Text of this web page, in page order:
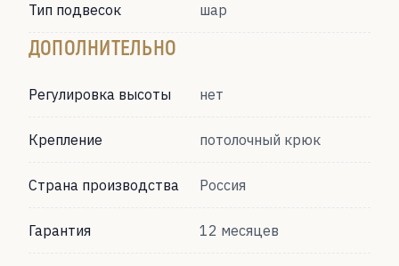
Тип подвесок шар
ДОПОЛНИТЕЛЬНО
Регулировка высоты нет
Крепление потолочный крюк
Страна производства Россия
Гарантия 12 месяцев